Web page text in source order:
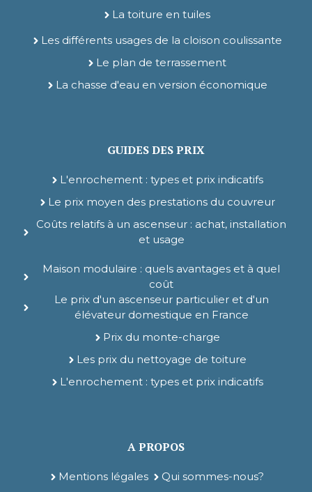
La toiture en tuiles
Les différents usages de la cloison coulissante
Le plan de terrassement
La chasse d'eau en version économique
GUIDES DES PRIX
L'enrochement : types et prix indicatifs
Le prix moyen des prestations du couvreur
Coûts relatifs à un ascenseur : achat, installation
et usage
Maison modulaire : quels avantages et à quel
coût
Le prix d'un ascenseur particulier et d'un
élévateur domestique en France
Prix du monte-charge
Les prix du nettoyage de toiture
L'enrochement : types et prix indicatifs
A PROPOS
Mentions légales Qui sommes-nous?